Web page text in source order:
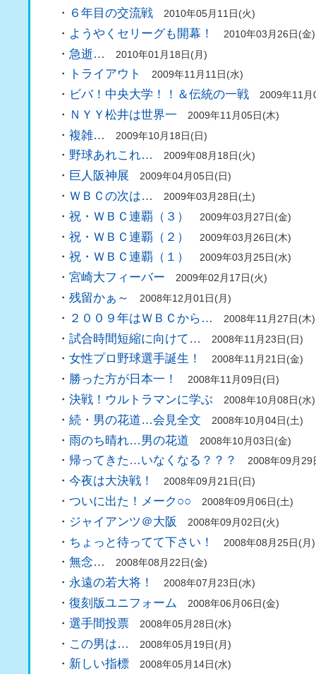
・ ６年目の交流戦 2010年05月11日(火)
・ ようやくセリーグも開幕！ 2010年03月26日(金)
・ 急逝… 2010年01月18日(月)
・ トライアウト 2009年11月11日(水)
・ ビバ！中央大学！！＆伝統の一戦 2009年11
・ ＮＹＹ松井は世界一 2009年11月05日(木)
・ 複雑… 2009年10月18日(日)
・ 野球あれこれ… 2009年08月18日(火)
・ 巨人阪神展 2009年04月05日(日)
・ ＷＢＣの次は… 2009年03月28日(土)
・ 祝・ＷＢＣ連覇（３） 2009年03月27日(金)
・ 祝・ＷＢＣ連覇（２） 2009年03月26日(木)
・ 祝・ＷＢＣ連覇（１） 2009年03月25日(水)
・ 宮崎大フィーバー 2009年02月17日(火)
・ 残留かぁ～ 2008年12月01日(月)
・ ２００９年はＷＢＣから… 2008年11月27日(木)
・ 試合時間短縮に向けて… 2008年11月23日(日)
・ 女性プロ野球選手誕生！ 2008年11月21日(金)
・ 勝った方が日本一！ 2008年11月09日(日)
・ 決戦！ウルトラマンに学ぶ 2008年10月08日(水)
・ 続・男の花道…会見全文 2008年10月04日(土)
・ 雨のち晴れ…男の花道 2008年10月03日(金)
・ 帰ってきた…いなくなる？？？ 2008年09月29
・ 今夜は大決戦！ 2008年09月21日(日)
・ ついに出た！メーク○○ 2008年09月06日(土)
・ ジャイアンツ＠大阪 2008年09月02日(火)
・ ちょっと待ってて下さい！ 2008年08月25日(月)
・ 無念… 2008年08月22日(金)
・ 永遠の若大将！ 2008年07月23日(水)
・ 復刻版ユニフォーム 2008年06月06日(金)
・ 選手間投票 2008年05月28日(水)
・ この男は… 2008年05月19日(月)
・ 新しい指標 2008年05月14日(水)